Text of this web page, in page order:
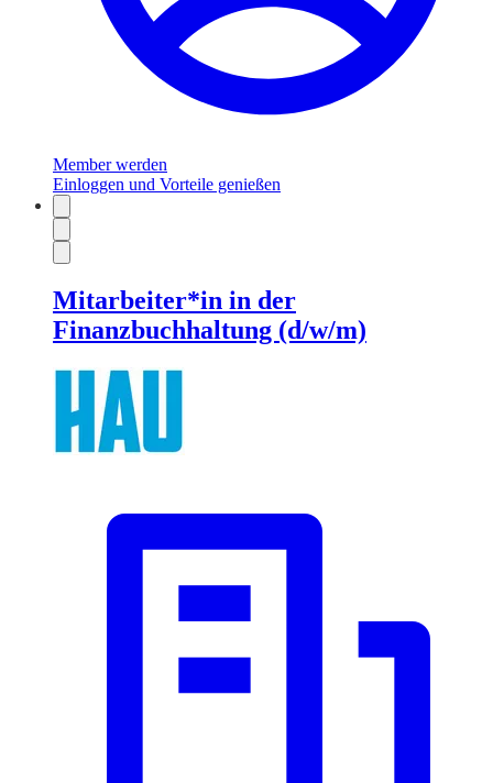
Member werden
Einloggen und Vorteile genießen
Mitarbeiter*in in der
Finanzbuchhaltung (d/w/m)